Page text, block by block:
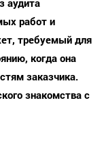
аудита
работ и
требуемый для
когда она
заказчика.
знакомства с